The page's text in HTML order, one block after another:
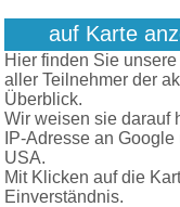
auf Karte
Hier finden Sie
aller Teilnehmer der
Überblick.
Wir weisen sie darauf
IP-Adresse an
USA.
Mit Klicken auf die
Einverständnis.